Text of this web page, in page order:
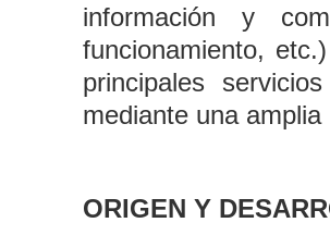
información y
funcionamiento,
principales
mediante una
ORIGEN Y